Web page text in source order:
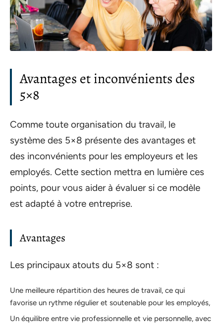
Avantages et inconvénients des
5×8
Comme toute organisation du travail, le
système des 5×8 présente des avantages et
des inconvénients pour les employeurs et les
employés. Cette section mettra en lumière ces
points, pour vous aider à évaluer si ce modèle
est adapté à votre entreprise.
Avantages
Les principaux atouts du 5×8 sont :
Une meilleure répartition des heures de travail, ce qui
favorise un rythme régulier et soutenable pour les employés,
Un équilibre entre vie professionnelle et vie personnelle, avec